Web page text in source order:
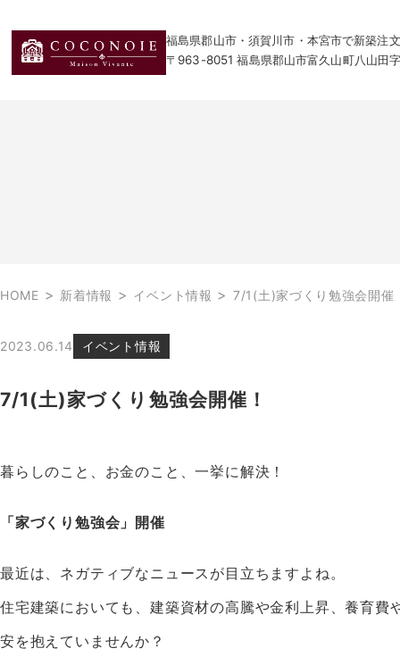
福島県郡山市・須賀川市・本宮市で新築注
〒963-8051 福島県郡山市富久山町八山田
HOME > 新着情報 > イベント情報 >7/1(土)家づくり勉強会開催
2023.06.14 イベント情報
7/1(土)家づくり勉強会開催！
暮らしのこと、お金のこと、一挙に解決！
「家づくり勉強会」開催
最近は、ネガティブなニュースが目立ちますよね。
住宅建築においても、建築資材の高騰や金利上昇、養育
安を抱えていませんか？